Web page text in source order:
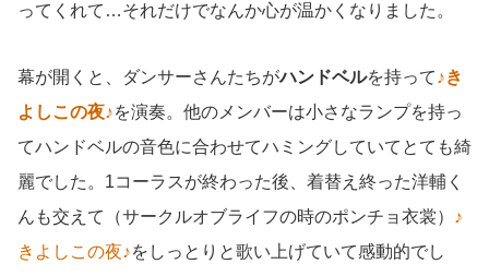
ってくれて…それだけでなんか心が温かくなりました。
幕が開くと、ダンサーさんたちがハンドベルを持って♪き
よしこの夜♪を演奏。他のメンバーは小さなランプを持っ
てハンドベルの音色に合わせてハミングしていてとても綺
麗でした。1コーラスが終わった後、着替え終った洋輔く
んも交えて（サークルオブライフの時のポンチョ衣裳） ♪
きよしこの夜♪をしっとりと歌い上げていて感動的でし